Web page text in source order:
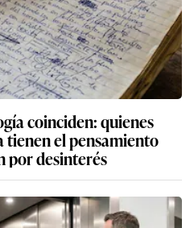
coinciden: quienes
tienen el pensamiento
por desinterés